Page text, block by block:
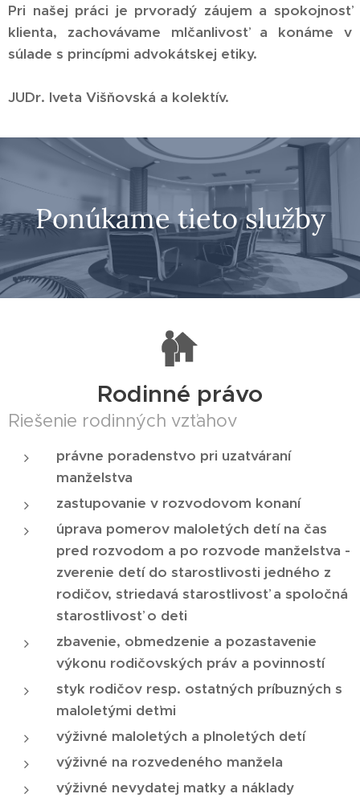
Pri našej práci je prvoradý záujem a spokojnosť
klienta, zachovávame mlčanlivosť a konáme v
súlade s princípmi advokátskej etiky.
JUDr. Iveta Višňovská a kolektív.
Ponúkametietoslužby
Rodinné právo
Riešenie rodinných vzťahov
právne poradenstvo pri uzatváraní
manželstva
zastupovanie v rozvodovom konaní
úprava pomerov maloletých detí na čas
pred rozvodom a po rozvode manželstva -
zverenie detí do starostlivosti jedného z
rodičov, striedavá starostlivosť a spoločná
starostlivosť o deti
zbavenie, obmedzenie a pozastavenie
výkonu rodičovských práv a povinností
styk rodičov resp. ostatných príbuzných s
maloletými deťmi
výživné maloletých a plnoletých detí
výživné na rozvedeného manžela
výživné nevydatej matky a náklady